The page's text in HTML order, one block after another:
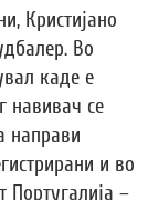
Кристијано
Во
каде е
навивач се
направи
и во
Португалија –